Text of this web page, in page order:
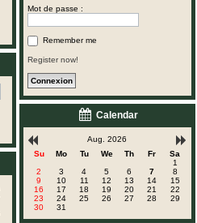
Mot de passe :
Remember me
Register now!
Calendar
Aug. 2026
Su
Mo Tu We Th Fr
Sa
1
2
3 4 5 6 7
8
9
10 11 12 13 14
15
16
17 18 19 20 21
22
23
24 25 26 27 28
29
30
31